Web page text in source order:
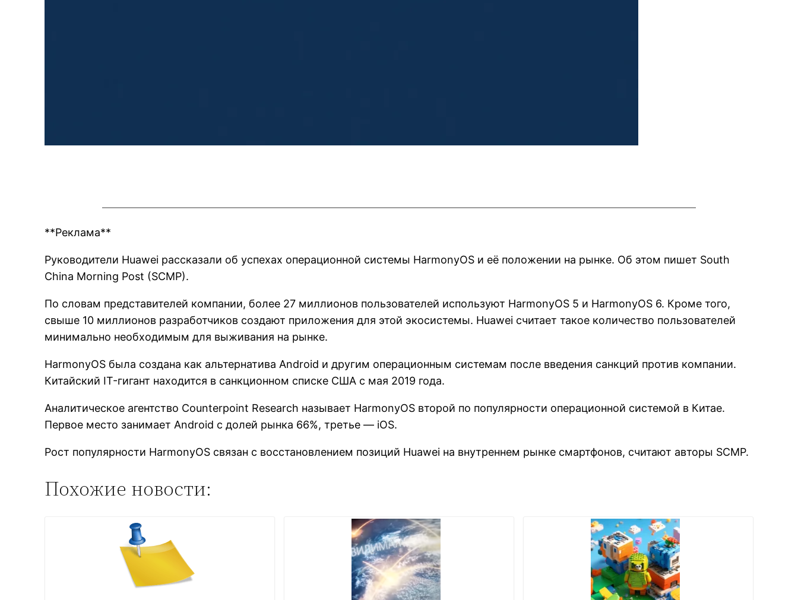
**Реклама**
Руководители Huawei рассказали об успехах операционной системы HarmonyOS и её положении на рынке. Об этом пишет South
China Morning Post (SCMP).
По словам представителей компании, более 27 миллионов пользователей используют HarmonyOS 5 и HarmonyOS 6. Кроме того,
свыше 10 миллионов разработчиков создают приложения для этой экосистемы. Huawei считает такое количество пользователей
минимально необходимым для выживания на рынке.
HarmonyOS была создана как альтернатива Android и другим операционным системам после введения санкций против компании.
Китайский IT-гигант находится в санкционном списке США с мая 2019 года.
Аналитическое агентство Counterpoint Research называет HarmonyOS второй по популярности операционной системой в Китае.
Первое место занимает Android с долей рынка 66%, третье — iOS.
Рост популярности HarmonyOS связан с восстановлением позиций Huawei на внутреннем рынке смартфонов, считают авторы SCMP.
Похожие новости: